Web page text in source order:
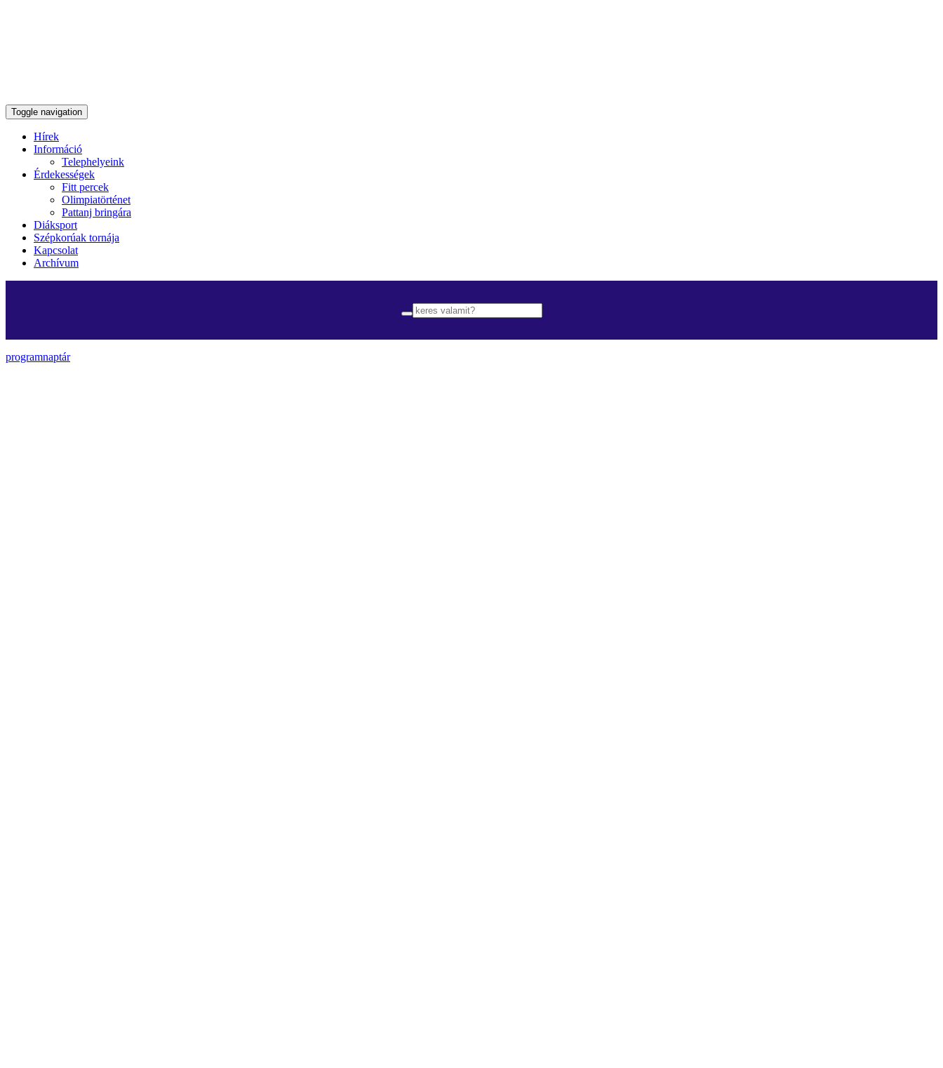
Toggle navigation
Hírek
Információ
Telephelyeink
Érdekességek
Fitt percek
Olimpiatörténet
Pattanj bringára
Diáksport
Szépkorúak tornája
Kapcsolat
Archívum
programnaptár